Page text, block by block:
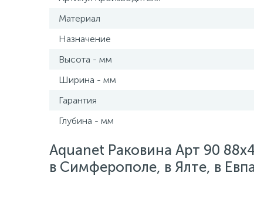
Материал
Назначение
Высота - мм
Ширина - мм
Гарантия
Глубина - мм
Aquanet Раковина Арт 90
в Симферополе, в Ялте, в